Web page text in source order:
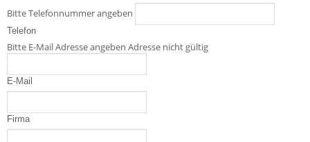
Bitte Telefonnummer angeben
Telefon
Bitte E-Mail Adresse angeben Adresse nicht gültig
E-Mail
Firma